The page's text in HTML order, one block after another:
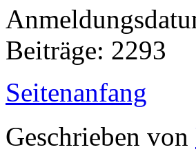
Beiträge: 2293
Seitenanfang
Geschrieben von